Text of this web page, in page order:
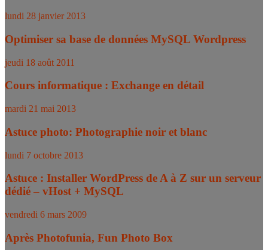
lundi 28 janvier 2013
Optimiser sa base de données MySQL Wordpress
jeudi 18 août 2011
Cours informatique : Exchange en détail
mardi 21 mai 2013
Astuce photo: Photographie noir et blanc
lundi 7 octobre 2013
Astuce : Installer WordPress de A à Z sur un serveur
dédié – vHost + MySQL
vendredi 6 mars 2009
Après Photofunia, Fun Photo Box